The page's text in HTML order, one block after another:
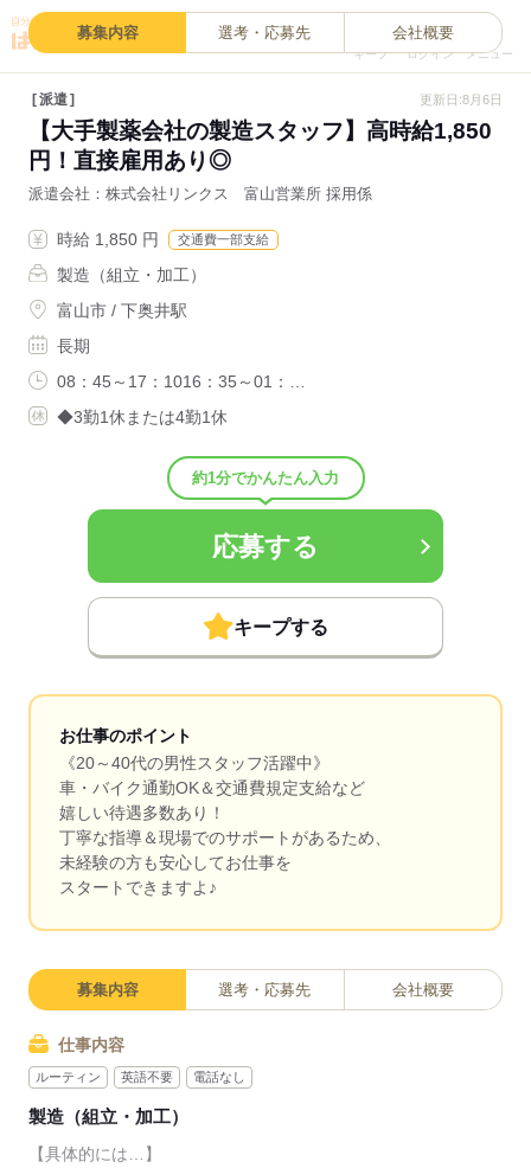
キープ ログイン メニュー
募集内容 選考・応募先 会社概要
派遣 更新日:8月6日
【大手製薬会社の製造スタッフ】高時給1,850
円！直接雇用あり◎
派遣会社 株式会社リンクス 富山営業所 採用係
時給 1,850 円 交通費一部支給
製造（組立・加工）
富山市 / 下奥井駅
長期
08：45～17：1016：35～01：…
◆3勤1休または4勤1休
約1分でかんたん入力
応募する
キープする
お仕事のポイント
《20～40代の男性スタッフ活躍中》
車・バイク通勤OK＆交通費規定支給など
嬉しい待遇多数あり！
丁寧な指導＆現場でのサポートがあるため、
未経験の方も安心してお仕事を
スタートできますよ♪
募集内容 選考・応募先 会社概要
仕事内容
ルーティン 英語不要 電話なし
製造（組立・加工）
【具体的には…】